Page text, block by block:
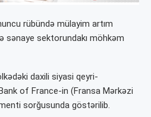
rübündə mülayim artım
sənaye sektorundakı möhkəm
daxili siyasi qeyri-
of France-in (Fransa Mərkəzi
sorğusunda göstərilib.